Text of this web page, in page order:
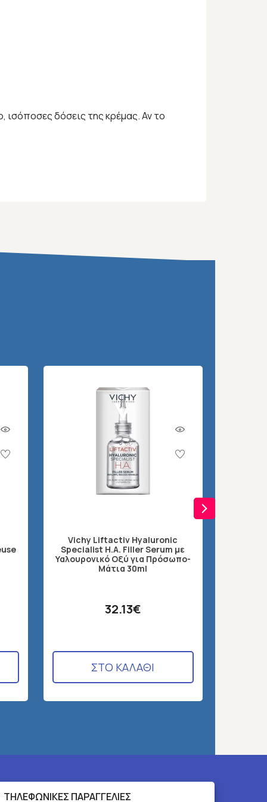
δόσεις της κρέμας. Αν το
Vichy Liftactiv Hyaluronic
Specialist H.A. Filler Serum με
Υαλουρονικό Οξύ για Πρόσωπο-
Μάτια 30ml
32.13€
ΣΤΟ ΚΑΛΑΘΙ
ΤΗΛΕΦΩΝΙΚΕΣ ΠΑΡΑΓΓΕΛΙΕΣ